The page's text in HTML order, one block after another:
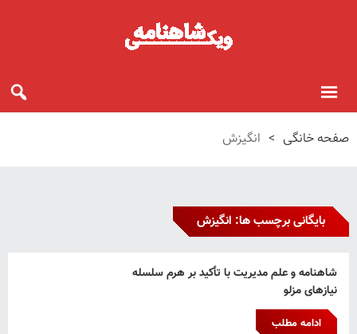
صفحه خانگی > انگیزش
بایگانی برچسب ها: انگیزش
شاهنامه و علم مدیریت با تأکید بر هرم سلسله
نیازهای مزلو
ادامه مطلب